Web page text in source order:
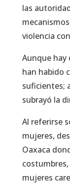
las
violencia
Aunque hay
han habido
suficientes;
subrayó la
Al referirse
mujeres,
Oaxaca
mujeres